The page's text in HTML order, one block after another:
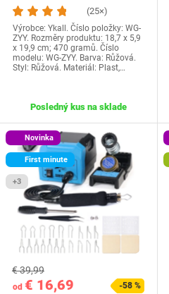
(25×)
Výrobce: Ykall. Číslo položky: WG-
ZYY. Rozměry produktu: 18,7 x 5,9
x 19,9 cm; 470 gramů. Číslo
modelu: WG-ZYY. Barva: Růžová.
Styl: Růžová. Materiál: Plast,…
Posledný kus na sklade
Novinka
First minute
+3
od € 16,69
€ 39,99
-58 %